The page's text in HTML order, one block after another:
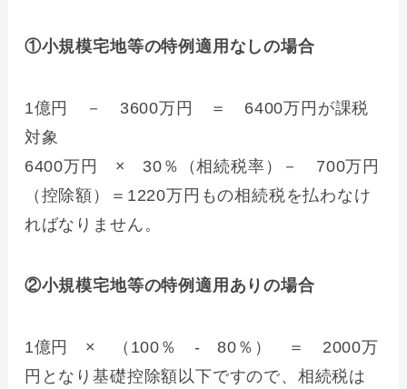
①小規模宅地等の特例適用なしの場合
1億円 － 3600万円 ＝ 6400万円が課税
対象
6400万円 × 30％（相続税率）－ 700万円
（控除額）＝1220万円もの相続税を払わなけ
ればなりません。
②小規模宅地等の特例適用ありの場合
1億円 × （100％ - 80％） ＝ 2000万
円となり基礎控除額以下ですので、相続税は